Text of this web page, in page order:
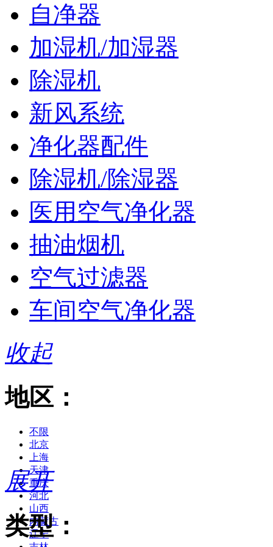
自净器
加湿机/加湿器
除湿机
新风系统
净化器配件
除湿机/除湿器
医用空气净化器
抽油烟机
空气过滤器
车间空气净化器
收起
地区：
不限
北京
上海
天津
重庆
河北
山西
内蒙古
辽宁
展开
类型：